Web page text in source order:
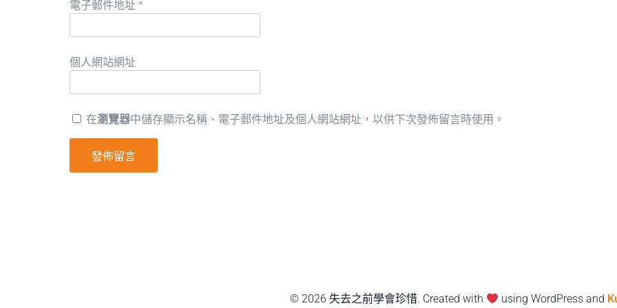
電子郵件地址 *
個人網站網址
在瀏覽器中儲存顯示名稱、電子郵件地址及個人網站網址，以供下次發佈留言時使用。
© 2026 失去之前學會珍惜. Created with using WordPress and